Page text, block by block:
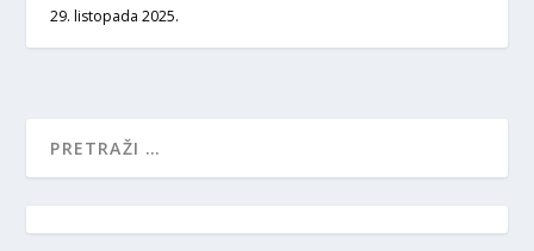
29. listopada 2025.